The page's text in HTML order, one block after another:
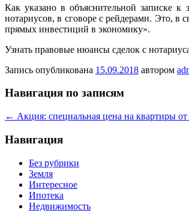
Как указано в объяснительной записке
нотариусов, в сговоре с рейдерами. Это, в
прямых инвестиций в экономику».
Узнать правовые нюансы сделок с
Запись опубликована 15.09.2018 автором
Навигация по записям
← Акция: специальная цена на квартиры
Навигация
Без рубрики
Земля
Интересное
Ипотека
Недвижимость